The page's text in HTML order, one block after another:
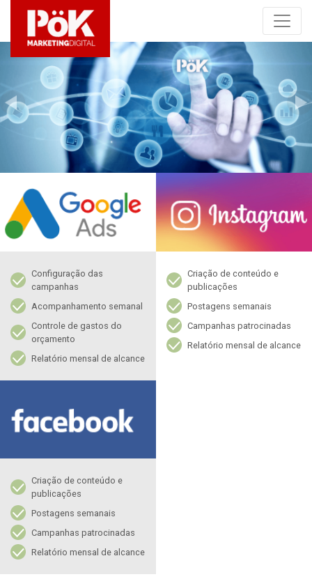
Previous
Configuração das
campanhas
Acompanhamento semanal
Controle de gastos do
orçamento
Relatório mensal de alcance
Criação de conteúdo e
publicações
Postagens semanais
Campanhas patrocinadas
Relatório mensal de alcance
Criação de conteúdo e
publicações
Postagens semanais
Campanhas patrocinadas
Relatório mensal de alcance